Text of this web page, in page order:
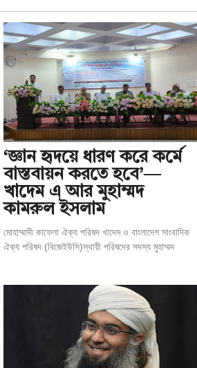
‘জ্ঞান হৃদয়ে ধারণ করে কর্মে
বাস্তবায়ন করতে হবে’—
খাদেম এ আর মুহাম্মদ
কামরুল ইসলাম
মোহাম্মাদী কাফেলা ঐক্য পরিষদ খাদেম ও বাংলাদেশ সাংবাদিক
ঐক্য পরিষদ (বিজেইউসি)স্থায়ী পরিষদের সদস্য মুহাম্মদ